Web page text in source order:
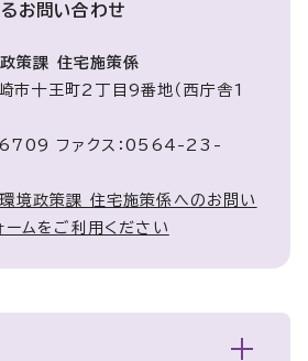
お問い合わせ
策課 住宅施策係
十王町2丁目9番地（西庁舎1
ファクス：0564-23-
境政策課 住宅施策係へのお問い
ームをご利用ください